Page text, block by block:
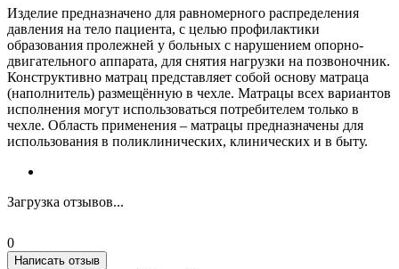
Изделие предназначено для равномерного распределения
давления на тело пациента, с целью профилактики
образования пролежней у больных с нарушением опорно-
двигательного аппарата, для снятия нагрузки на позвоночник.
Конструктивно матрац представляет собой основу матраца
(наполнитель) размещённую в чехле. Матрацы всех вариантов
исполнения могут использоваться потребителем только в
чехле. Область применения – матрацы предназначены для
использования в поликлинических, клинических и в быту.
Загрузка отзывов...
0
Написать отзыв